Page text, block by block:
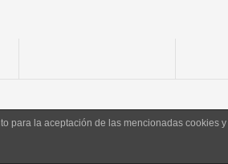
para la aceptación de las mencionadas cookies